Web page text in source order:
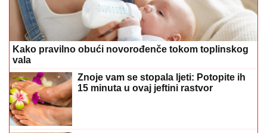
Kako pravilno obući novorođenče tokom toplinskog
vala
Znoje vam se stopala ljeti: Potopite ih
15 minuta u ovaj jeftini rastvor